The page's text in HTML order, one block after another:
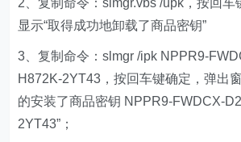
显示“取得成功地卸载了商品密钥”
3、复制命令：slmgr /ipk NPPR9-
H872K-2YT43，按回车键确定，弹出
的安装了商品密钥 NPPR9-FWDCX-
2YT43”；